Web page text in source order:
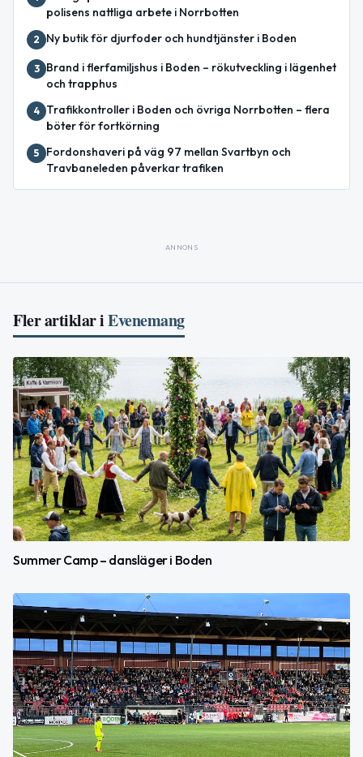
polisens nattliga arbete i Norrbotten
2 Ny butik för djurfoder och hundtjänster i Boden
3
Brand i flerfamiljshus i Boden – rökutveckling i lägenhet
och trapphus
4
Trafikkontroller i Boden och övriga Norrbotten – flera
böter för fortkörning
5
Fordonshaveri på väg 97 mellan Svartbyn och
Travbaneleden påverkar trafiken
ANNONS
Fler artiklar iEvenemang
Summer Camp – dansläger i Boden